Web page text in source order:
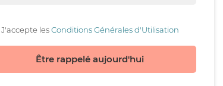
J'accepte lesConditions Générales d'Utilisation
Être rappelé aujourd'hui